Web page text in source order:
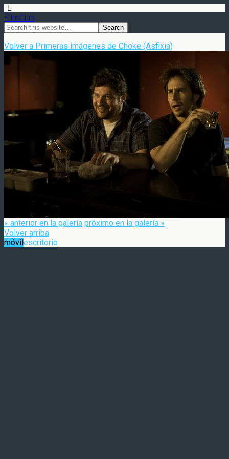
FilmClub
Volver a Primeras imágenes de Choke (Asfixia)
« anterior en la galería próximo en la galería »
Volver arriba
móvilescritorio